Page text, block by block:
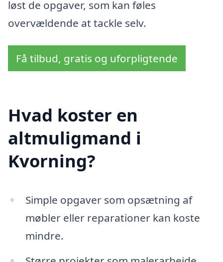
løst de opgaver, som kan føles
overvældende at tackle selv.
Få tilbud, gratis og uforpligtende
Hvad koster en
altmuligmand i
Kvorning?
Simple opgaver som opsætning af
møbler eller reparationer kan koste
mindre.